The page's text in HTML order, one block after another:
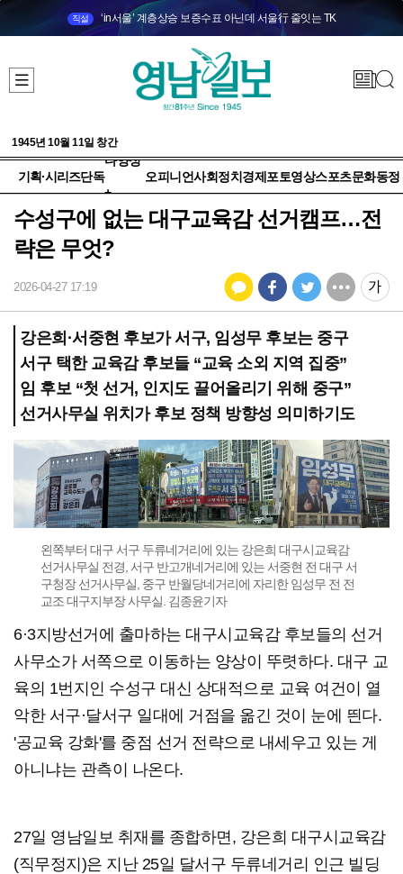
직설 ‘in서울’ 계층상승 보증수표 아닌데 서울行 줄잇는 TK
1945년 10월 11일 창간
기획·시리즈단독
다양성
+
오피니언사회정치 경제 포토영상스포츠문화동정
수성구에 없는 대구교육감 선거캠프…전
략은 무엇?
2026-04-27 17:19
강은희·서중현 후보가 서구, 임성무 후보는 중구
서구 택한 교육감 후보들 “교육 소외 지역 집중”
임 후보 “첫 선거, 인지도 끌어올리기 위해 중구”
선거사무실 위치가 후보 정책 방향성 의미하기도
왼쪽부터 대구 서구 두류네거리에 있는 강은희 대구시교육감
선거사무실 전경, 서구 반고개네거리에 있는 서중현 전 대구 서
구청장 선거사무실, 중구 반월당네거리에 자리한 임성무 전 전
교조 대구지부장 사무실. 김종윤기자
6·3지방선거에 출마하는 대구시교육감 후보들의 선거
사무소가 서쪽으로 이동하는 양상이 뚜렷하다. 대구 교
육의 1번지인 수성구 대신 상대적으로 교육 여건이 열
악한 서구·달서구 일대에 거점을 옮긴 것이 눈에 띈다.
'공교육 강화'를 중점 선거 전략으로 내세우고 있는 게
아니냐는 관측이 나온다.
27일 영남일보 취재를 종합하면, 강은희 대구시교육감
(직무정지)은 지난 25일 달서구 두류네거리 인근 빌딩